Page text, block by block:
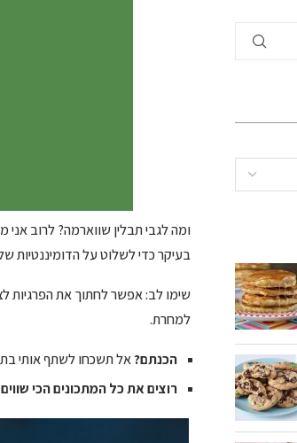
ומה לגבי תבלין שווארמה? לרוב
בעיקר כדי לשלוט על הדומיננטיות
שימו לב: אפשר לחתוך את הפרגיות
למחרת.
הכנתם?אל תשכחו לשתף אותי
רוצים את כל המתכונים הכי